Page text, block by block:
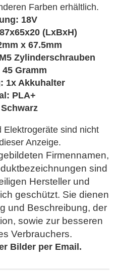
Farben erhältlich.
18V
(LxBxH)
x 67.5mm
Zylinderschrauben
Gramm
1x Akkuhalter
PLA+
Elektrogeräte sind nicht
Anzeige.
Firmennamen,
sind
Hersteller und
geschützt. Sie dienen
und Beschreibung, der
sowie zur besseren
Verbrauchers.
Bilder per Email.